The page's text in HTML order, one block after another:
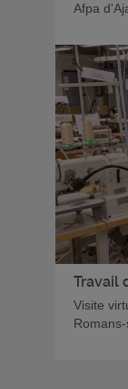
Afpa
Travail
Visite